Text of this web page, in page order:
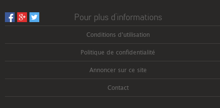
Pour plus d’informations
Conditions d'utilisation
Politique de confidentialité
Annoncer sur ce site
Contact